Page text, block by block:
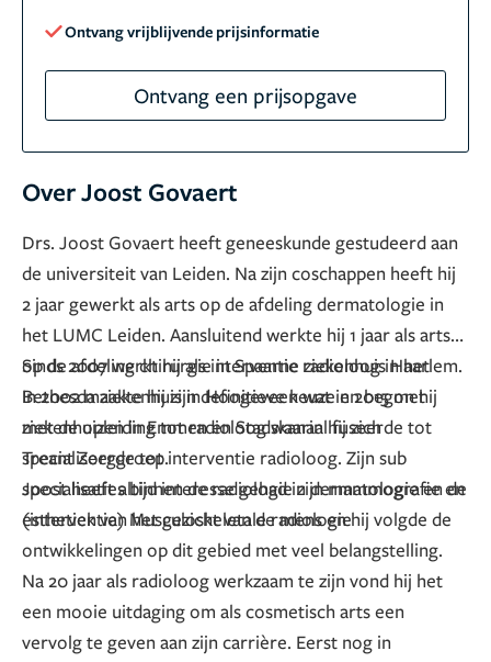
Ontvang vrijblijvende prijsinformatie
Ontvang een prijsopgave
Over Joost Govaert
Drs. Joost Govaert heeft geneeskunde gestudeerd aan
de universiteit van Leiden. Na zijn coschappen heeft hij
2 jaar gewerkt als arts op de afdeling dermatologie in
het LUMC Leiden. Aansluitend werkte hij 1 jaar als arts
op de afdeling chirurgie in Spaarne ziekenhuis Haarlem.
In 2002 maakte hij zijn definitieve keuze en begon hij
met de opleiding tot radioloog waarin hij zich
specialiseerde tot interventie radioloog. Zijn sub
specialisaties binnen de radiologie zijn mammografie en
(interventie) Musculoskeletale radiologie
Sinds 2007 werkt hij als interventie radioloog in het
Bethesda ziekenhuis in Hoogeveen wat in 2015 met
ziekenhuizen in Emmen en Stadskanaal fuseerde tot
Treant Zorggroep.
Joost heeft altijd interesse gehad in dermatologie en de
esthetiek van het gezicht van de mens en hij volgde de
ontwikkelingen op dit gebied met veel belangstelling.
Na 20 jaar als radioloog werkzaam te zijn vond hij het
een mooie uitdaging om als cosmetisch arts een
vervolg te geven aan zijn carrière. Eerst nog in